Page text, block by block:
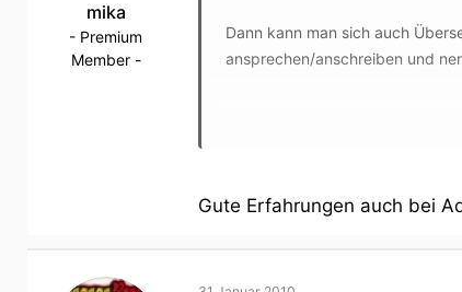
mika
- Premium
Member -
Dann kann man sich auch
ansprechen/anschreiben und
Gute Erfahrungen auch bei